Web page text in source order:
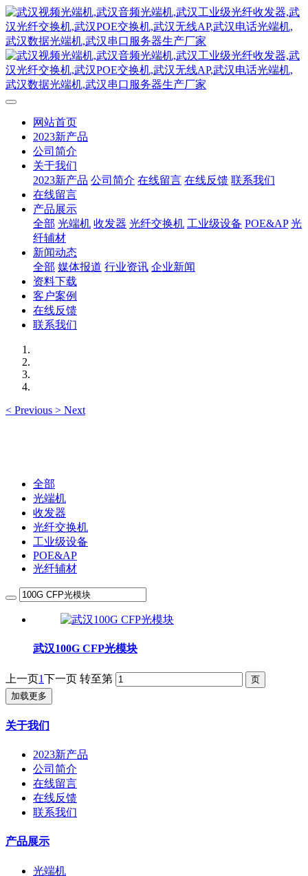
网站首页
2023新产品
公司简介
关于我们
2023新产品 公司简介 在线留言 在线反馈 联系我们
在线留言
产品展示
全部 光端机 收发器 光纤交换机 工业级设备 POE&AP 光
纤辅材
新闻动态
全部 媒体报道 行业资讯 企业新闻
资料下载
客户案例
在线反馈
联系我们
< Previous > Next
全部
光端机
收发器
光纤交换机
工业级设备
POE&AP
光纤辅材
武汉100G CFP光模块
上一页1下一页 转至第
加载更多
关于我们
2023新产品
公司简介
在线留言
在线反馈
联系我们
产品展示
光端机